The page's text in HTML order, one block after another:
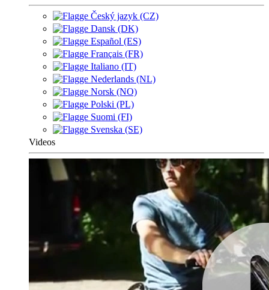
Český jazyk (CZ)
Dansk (DK)
Español (ES)
Français (FR)
Italiano (IT)
Nederlands (NL)
Norsk (NO)
Polski (PL)
Suomi (FI)
Svenska (SE)
Videos